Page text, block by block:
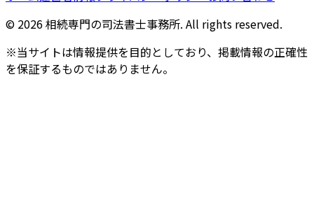
© 2026相続専門の司法書士事務所. All rights reserved.
※当サイトは情報提供を目的としており、掲載情報の正確性
を保証するものではありません。